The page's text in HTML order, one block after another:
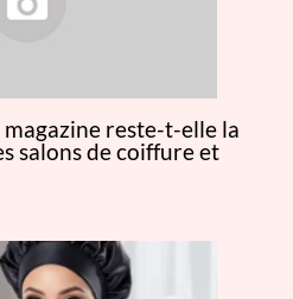
reste-t-elle la
salons de coiffure et